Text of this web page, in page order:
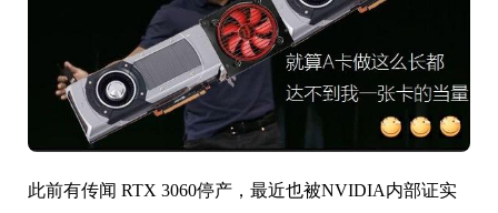
此前有传闻 RTX 3060停产，最近也被NVIDIA内部证实